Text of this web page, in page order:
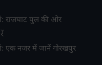
राजघाट पुल की ओर
एक नजर में जानें गोरखपुर